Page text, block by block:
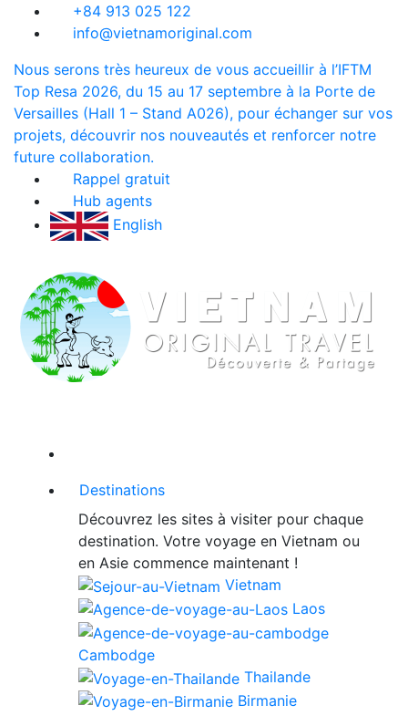
+84 913 025 122
info@vietnamoriginal.com
Nous serons très heureux de vous accueillir à l’IFTM
Top Resa 2026, du 15 au 17 septembre à la Porte de
Versailles (Hall 1 – Stand A026), pour échanger sur vos
projets, découvrir nos nouveautés et renforcer notre
future collaboration.
Rappel gratuit
Hub agents
English
Destinations
Découvrez les sites à visiter pour chaque
destination. Votre voyage en Vietnam ou
en Asie commence maintenant !
Vietnam
Laos
Cambodge
Thailande
Birmanie